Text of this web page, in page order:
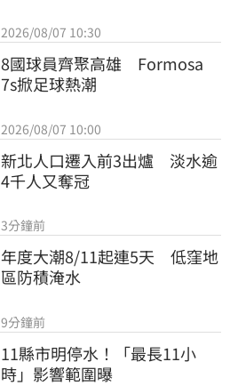
2026/08/07 10:30
8國球員齊聚高雄　Formosa
7s掀足球熱潮
2026/08/07 10:00
新北人口遷入前3出爐　淡水逾
4千人又奪冠
3分鐘前
年度大潮8/11起連5天　低窪地
區防積淹水
9分鐘前
11縣市明停水！「最長11小
時」影響範圍曝